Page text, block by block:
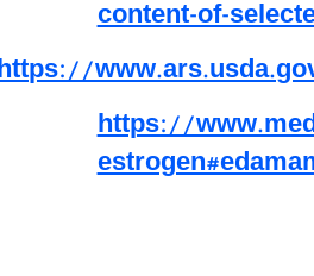
content-of-
https://
https://